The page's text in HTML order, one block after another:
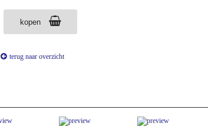
kopen
terug naar overzicht